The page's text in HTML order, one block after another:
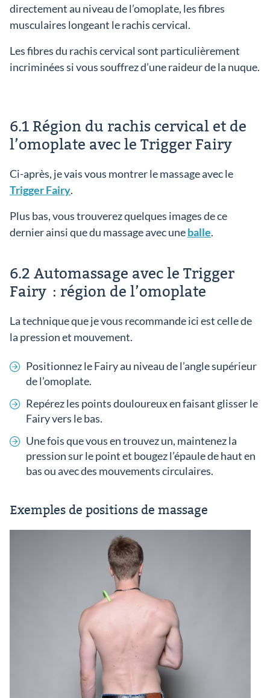
directement au niveau de l’omoplate, les fibres
musculaires longeant le rachis cervical.
Les fibres du rachis cervical sont particulièrement
incriminées si vous souffrez d’une raideur de la nuque.
6.1 Région du rachis cervical et de
l’omoplate avec le Trigger Fairy
Ci-après, je vais vous montrer le massage avec le
Trigger Fairy.
Plus bas, vous trouverez quelques images de ce
dernier ainsi que du massage avec uneballe.
6.2 Automassage avec le Trigger
Fairy : région de l’omoplate
La technique que je vous recommande ici est celle de
la pression et mouvement.
Positionnez le Fairy au niveau de l’angle supérieur
de l’omoplate.
Repérez les points douloureux en faisant glisser le
Fairy vers le bas.
Une fois que vous en trouvez un, maintenez la
pression sur le point et bougez l’épaule de haut en
bas ou avec des mouvements circulaires.
Exemples de positions de massage